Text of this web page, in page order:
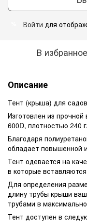
Войти для
В избранное
Описание
Тент (крыша) для
Изготовлен из
600D, плотностью 240
Благодаря
обладает повышенной
Тент одевается на
в которые
Для определения
длину трубы крыши
трубами в
Тент доступен в